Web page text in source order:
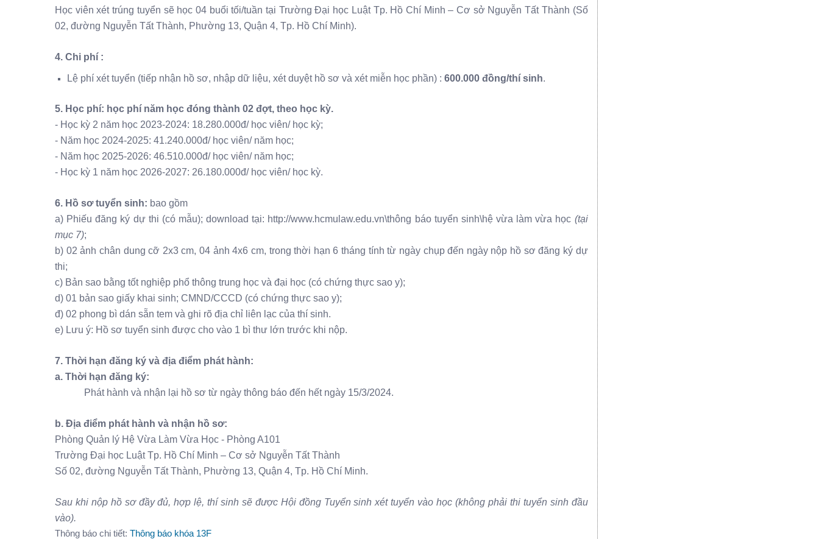
Học viên xét trúng tuyển sẽ học 04 buổi tối/tuần tại Trường Đại học Luật Tp. Hồ Chí Minh – Cơ sở Nguyễn Tất Thành (Số
02, đường Nguyễn Tất Thành, Phường 13, Quận 4, Tp. Hồ Chí Minh).
4. Chi phí :
Lệ phí xét tuyển (tiếp nhận hồ sơ, nhập dữ liệu, xét duyệt hồ sơ và xét miễn học phần) : 600.000 đồng/thí sinh.
5. Học phí: học phí năm học đóng thành 02 đợt, theo học kỳ.
- Học kỳ 2 năm học 2023-2024: 18.280.000đ/ học viên/ học kỳ;
- Năm học 2024-2025: 41.240.000đ/ học viên/ năm học;
- Năm học 2025-2026: 46.510.000đ/ học viên/ năm học;
- Học kỳ 1 năm học 2026-2027: 26.180.000đ/ học viên/ học kỳ.
6. Hồ sơ tuyển sinh: bao gồm
a) Phiếu đăng ký dự thi (có mẫu); download tại: http://www.hcmulaw.edu.vn\thông báo tuyển sinh\hệ vừa làm vừa học (tại
mục 7);
b) 02 ảnh chân dung cỡ 2x3 cm, 04 ảnh 4x6 cm, trong thời hạn 6 tháng tính từ ngày chụp đến ngày nộp hồ sơ đăng ký dự
thi;
c) Bản sao bằng tốt nghiệp phổ thông trung học và đại học (có chứng thực sao y);
d) 01 bản sao giấy khai sinh; CMND/CCCD (có chứng thực sao y);
đ) 02 phong bì dán sẵn tem và ghi rõ địa chỉ liên lạc của thí sinh.
e) Lưu ý: Hồ sơ tuyển sinh được cho vào 1 bì thư lớn trước khi nộp.
7. Thời hạn đăng ký và địa điểm phát hành:
a. Thời hạn đăng ký:
Phát hành và nhận lại hồ sơ từ ngày thông báo đến hết ngày 15/3/2024.
b. Địa điểm phát hành và nhận hồ sơ:
Phòng Quản lý Hệ Vừa Làm Vừa Học - Phòng A101
Trường Đại học Luật Tp. Hồ Chí Minh – Cơ sở Nguyễn Tất Thành
Số 02, đường Nguyễn Tất Thành, Phường 13, Quận 4, Tp. Hồ Chí Minh.
Sau khi nộp hồ sơ đầy đủ, hợp lệ, thí sinh sẽ được Hội đồng Tuyển sinh xét tuyển vào học (không phải thi tuyển sinh đầu
vào).
Thông báo chi tiết: Thông báo khóa 13F